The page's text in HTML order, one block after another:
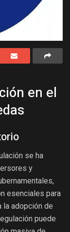
en el
se ha
y
esenciales para
la adopción de
puede